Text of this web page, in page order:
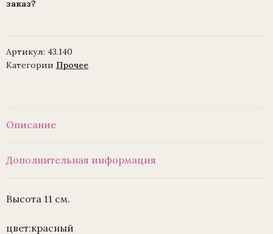
20
заказ?
Артикул: 43.140
Категории Прочее
Описание
Дополнительная информация
Высота 11 см.
цвет:красный